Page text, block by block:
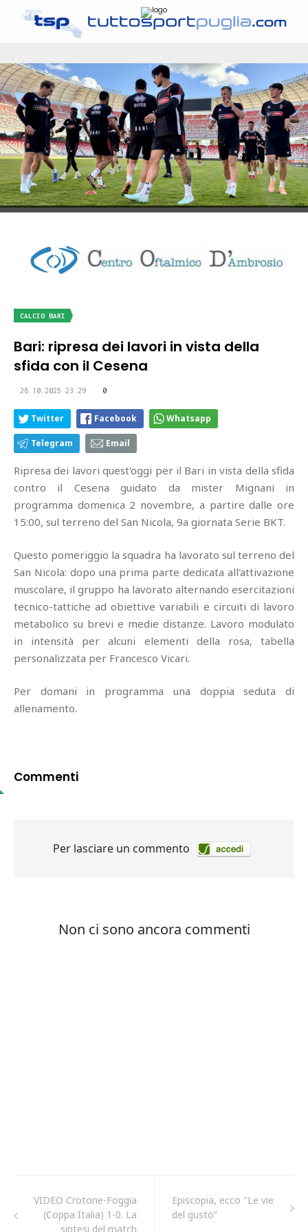
CALCIO BARI
Bari: ripresa dei lavori in vista della
sfida con il Cesena
28.10.2025 23:29 0
Twitter Facebook Whatsapp
Telegram Email
Ripresa dei lavori quest'oggi per il Bari in vista della sfida
contro il Cesena guidato da mister Mignani in
programma domenica 2 novembre, a partire dalle ore
15:00, sul terreno del San Nicola, 9a giornata Serie BKT.
Questo pomeriggio la squadra ha lavorato sul terreno del
San Nicola: dopo una prima parte dedicata all'attivazione
muscolare, il gruppo ha lavorato alternando esercitazioni
tecnico-tattiche ad obiettive variabili e circuiti di lavoro
metabolico su brevi e medie distanze. Lavoro modulato
in intensità per alcuni elementi della rosa, tabella
personalizzata per Francesco Vicari.
Per domani in programma una doppia seduta di
allenamento.
Commenti
VIDEO Crotone-Foggia
(Coppa Italia) 1-0. La
sintesi del match
Episcopia, ecco "Le vie
del gusto"